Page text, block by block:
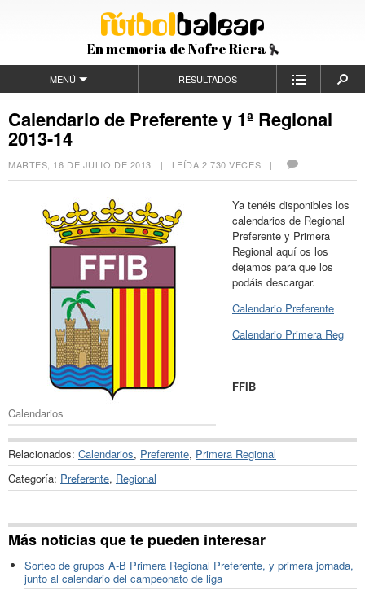
En memoria de Nofre Riera
MENÚ RESULTADOS
Calendario de Preferente y 1ª Regional
2013-14
MARTES, 16 DE JULIO DE 2013 | LEÍDA 2.730 VECES |
Calendarios
Ya tenéis disponibles los
calendarios de Regional
Preferente y Primera
Regional aquí os los
dejamos para que los
podáis descargar.
Calendario Preferente
Calendario Primera Reg
FFIB
Relacionados: Calendarios, Preferente, Primera Regional
Categoría: Preferente, Regional
Más noticias que te pueden interesar
Sorteo de grupos A-B Primera Regional Preferente, y primera jornada,
junto al calendario del campeonato de liga